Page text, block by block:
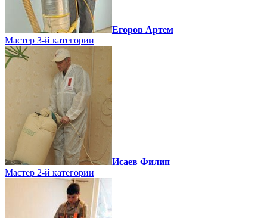
Егоров Артем
Мастер 3-й категории
Исаев Филип
Мастер 2-й категории